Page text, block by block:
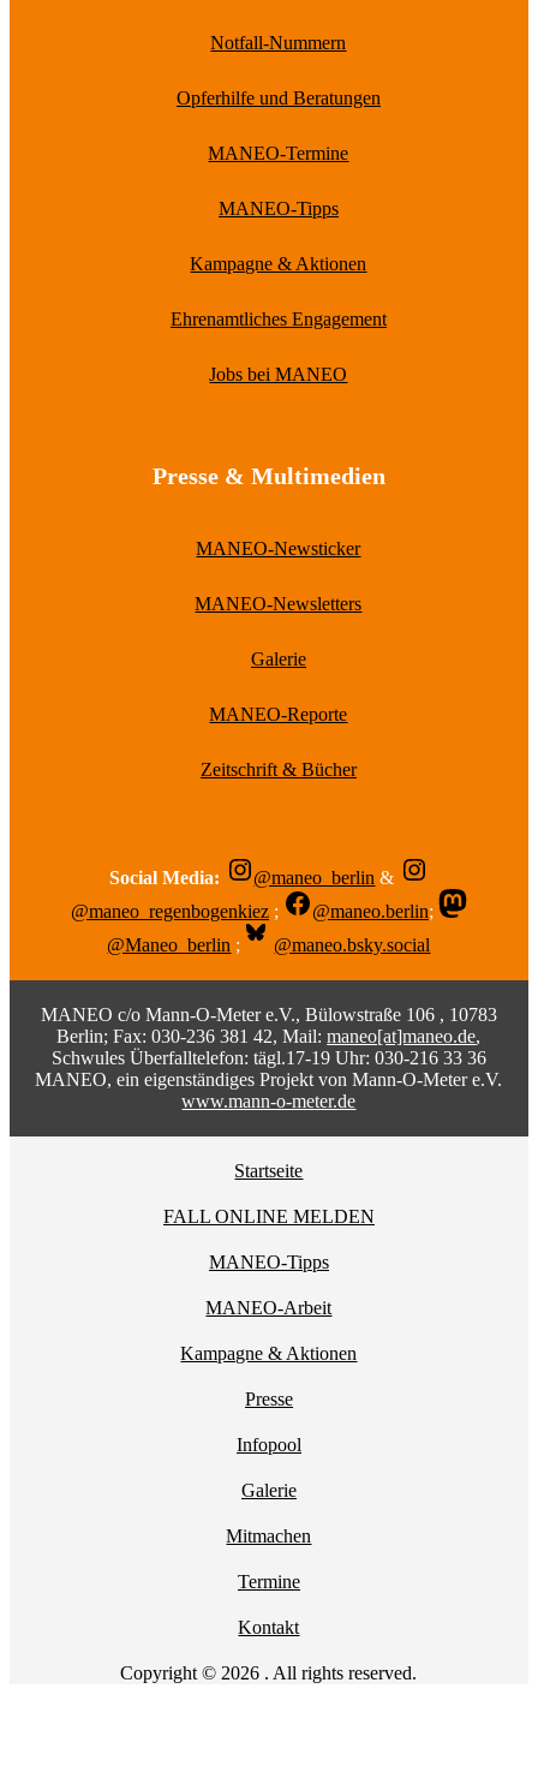
Notfall-Nummern
Opferhilfe und Beratungen
MANEO-Termine
MANEO-Tipps
Kampagne & Aktionen
Ehrenamtliches Engagement
Jobs bei MANEO
Presse & Multimedien
MANEO-Newsticker
MANEO-Newsletters
Galerie
MANEO-Reporte
Zeitschrift & Bücher
Social Media: @maneo_berlin &
@maneo_regenbogenkiez ; @maneo.berlin;
@Maneo_berlin ; @maneo.bsky.social
MANEO c/o Mann-O-Meter e.V., Bülowstraße 106 , 10783
Berlin; Fax: 030-236 381 42, Mail:maneo[at]maneo.de,
Schwules Überfalltelefon: tägl.17-19 Uhr: 030-216 33 36
MANEO, ein eigenständiges Projekt von Mann-O-Meter e.V.
www.mann-o-meter.de
Startseite
FALL ONLINE MELDEN
MANEO-Tipps
MANEO-Arbeit
Kampagne & Aktionen
Presse
Infopool
Galerie
Mitmachen
Termine
Kontakt
Copyright © 2026 . All rights reserved.